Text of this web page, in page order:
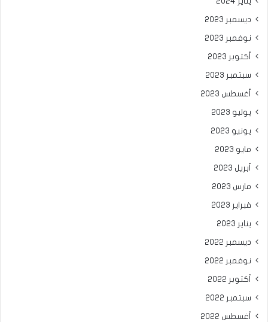
ديسمبر 2023
نوفمبر 2023
أكتوبر 2023
سبتمبر 2023
أغسطس 2023
يوليو 2023
يونيو 2023
مايو 2023
أبريل 2023
مارس 2023
فبراير 2023
يناير 2023
ديسمبر 2022
نوفمبر 2022
أكتوبر 2022
سبتمبر 2022
أغسطس 2022